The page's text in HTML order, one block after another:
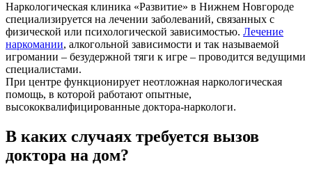
Наркологическая клиника «Развитие» в Нижнем Новгороде
специализируется на лечении заболеваний, связанных с
физической или психологической зависимостью. Лечение
наркомании, алкогольной зависимости и так называемой
игромании – безудержной тяги к игре – проводится ведущими
специалистами.
При центре функционирует неотложная наркологическая
помощь, в которой работают опытные,
высококвалифицированные доктора-наркологи.
В каких случаях требуется вызов
доктора на дом?